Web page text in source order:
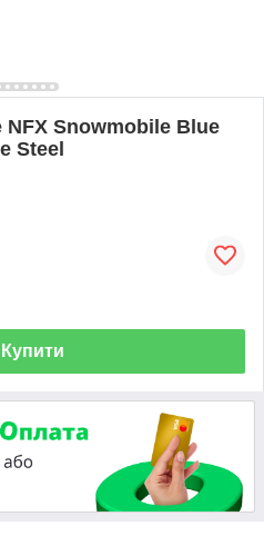
Snowmobile Blue
Steel
Купити